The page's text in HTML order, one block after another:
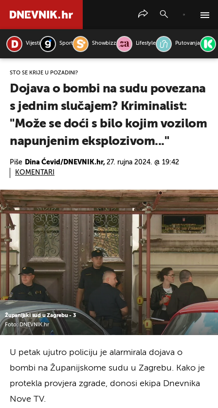
Vijesti Sport Showbizz Lifestyle Putovanja
ŠTO SE KRIJE U POZADINI?
Dojava o bombi na sudu povezana
s jednim slučajem? Kriminalist:
"Može se doći s bilo kojim vozilom
napunjenim eksplozivom..."
Piše Dina Ćevid/DNEVNIK.hr, 27. rujna 2024. @ 19:42
KOMENTARI
Županijski sud u Zagrebu - 3
Foto: DNEVNIK.hr
U petak ujutro policiju je alarmirala dojava o
bombi na Županijskome sudu u Zagrebu. Kako je
protekla provjera zgrade, donosi ekipa Dnevnika
Nove TV.
PRETRAŽITE VIJESTI